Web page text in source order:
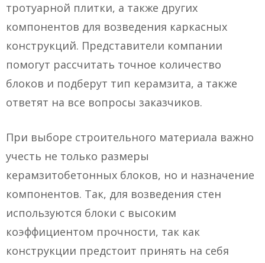
тротуарной плитки, а также других
компонентов для возведения каркасных
конструкций. Представители компании
помогут рассчитать точное количество
блоков и подберут тип керамзита, а также
ответят на все вопросы заказчиков.
При выборе строительного материала важно
учесть не только размеры
керамзитобетонных блоков, но и назначение
компонентов. Так, для возведения стен
используются блоки с высоким
коэффициентом прочности, так как
конструкции предстоит принять на себя